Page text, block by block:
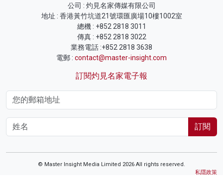
公司 : 灼見名家傳媒有限公司
地址 : 香港黃竹坑道21號環匯廣場10樓1002室
總機 : +852 2818 3011
傳真 : +852 2818 3022
業務電話 :+852 2818 3638
電郵 : contact@master-insight.com
訂閱灼見名家電子報
訂閱
© Master Insight Media Limited 2026 All rights reserved.
私隱政策